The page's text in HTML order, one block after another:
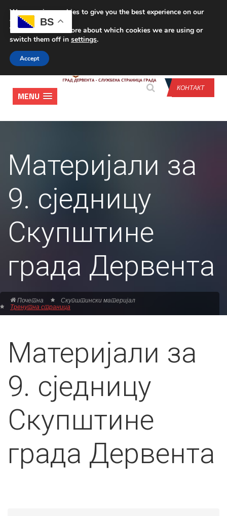
CONTACT US
КОНТАКТ
MENU
Материјали за
9. сједницу
Скупштине
града Дервента
Почетна Скупштински материјал
Тренутна страница
Материјали за
9. сједницу
Скупштине
града Дервента
BS
We are using cookies to give you the best experience on our
website.
You can find out more about which cookies we are using or
switch them off in settings.
Accept